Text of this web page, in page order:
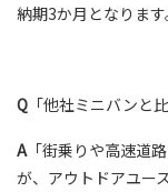
納期3か月となります
Q 「他社ミニバンと
A 「街乗りや高速道
が、アウトドアユー